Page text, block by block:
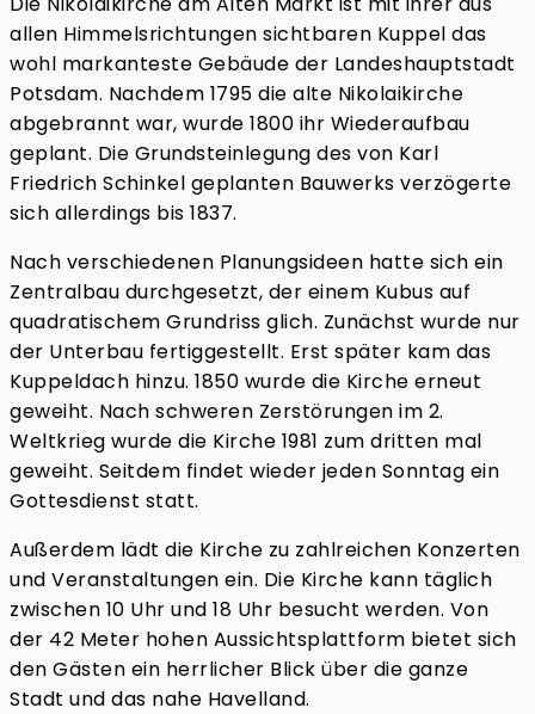
allen Himmelsrichtungen sichtbaren Kuppel das
wohl markanteste Gebäude der Landeshauptstadt
Potsdam. Nachdem 1795 die alte Nikolaikirche
abgebrannt war, wurde 1800 ihr Wiederaufbau
geplant. Die Grundsteinlegung des von Karl
Friedrich Schinkel geplanten Bauwerks verzögerte
sich allerdings bis 1837.
Nach verschiedenen Planungsideen hatte sich ein
Zentralbau durchgesetzt, der einem Kubus auf
quadratischem Grundriss glich. Zunächst wurde nur
der Unterbau fertiggestellt. Erst später kam das
Kuppeldach hinzu. 1850 wurde die Kirche erneut
geweiht. Nach schweren Zerstörungen im 2.
Weltkrieg wurde die Kirche 1981 zum dritten mal
geweiht. Seitdem findet wieder jeden Sonntag ein
Gottesdienst statt.
Außerdem lädt die Kirche zu zahlreichen Konzerten
und Veranstaltungen ein. Die Kirche kann täglich
zwischen 10 Uhr und 18 Uhr besucht werden. Von
der 42 Meter hohen Aussichtsplattform bietet sich
den Gästen ein herrlicher Blick über die ganze
Stadt und das nahe Havelland.